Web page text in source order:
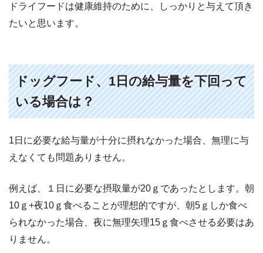
ドライフードは健康維持のために、しっかりと与えて頂き
たいと思います。
ドッグフード、1日の給与量を下回って
いる場合は？
1日に必要な給与量が十分に摂れなかった場合、無理に与
えなくても問題ありません。
例えば、１日に必要な摂取量が20ｇであったとします。朝
10ｇ+夜10ｇ食べることが理想的ですが、朝5ｇしか食べ
られなかった場合、夜に無理矢理15ｇ食べさせる必要はあ
りません。